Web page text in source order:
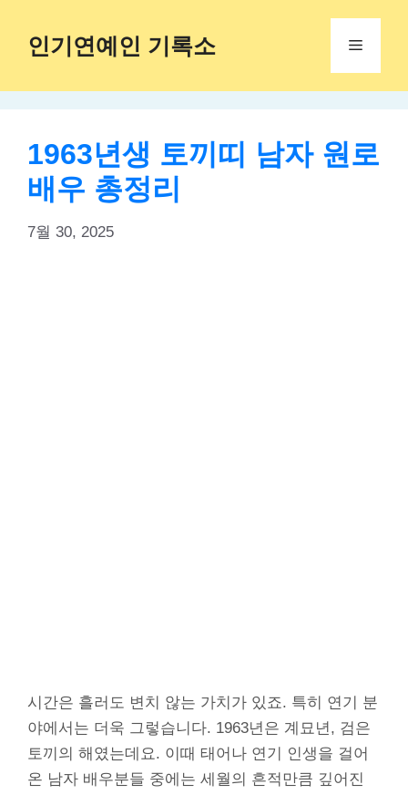
content
인기연예인 기록소 Menu
1963년생 토끼띠 남자 원로
배우 총정리
7월 30, 2025
시간은 흘러도 변치 않는 가치가 있죠. 특히 연기 분
야에서는 더욱 그렇습니다. 1963년은 계묘년, 검은
토끼의 해였는데요. 이때 태어나 연기 인생을 걸어
온 남자 배우분들 중에는 세월의 흔적만큼 깊어진